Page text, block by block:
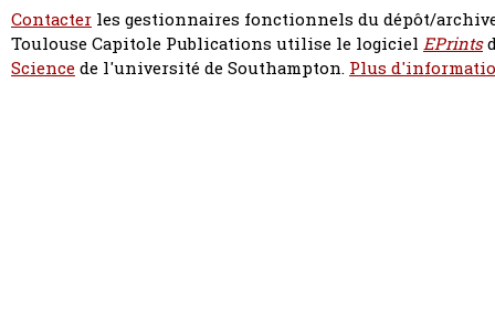
Contacter les gestionnaires fonctionnels du dépôt/
Toulouse Capitole Publications utilise le logiciel EPrints
Sciencede l'université de Southampton. Plus